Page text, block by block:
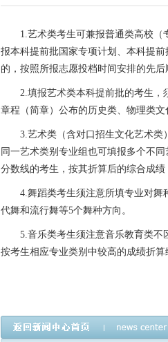
1.艺术类考生可兼报普通类高校
报本科提前批国家专项计划、本科提
的，按照所报志愿投档时间安排的先后
2.填报艺术类本科提前批的考生
章程（简章）公布的历史类、物理类
3.艺术类（含对口招生文化艺术类
同一艺术类别专业组也可填报多个不
分数线的考生，按其折算后的综合成绩
4.舞蹈类考生须注意所填专业对
代舞和流行舞等5个舞种方向。
5.音乐类考生须注意音乐教育类
按考生相应专业类别中较高的成绩折算